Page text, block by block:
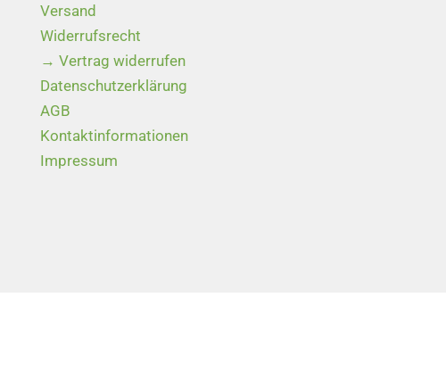
Versand
Widerrufsrecht
→ Vertrag widerrufen
Datenschutzerklärung
AGB
Kontaktinformationen
Impressum